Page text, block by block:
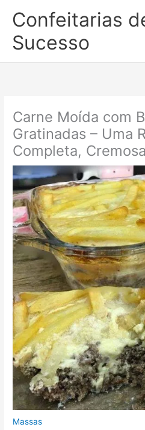
para
conteúdo
Confeitarias
Sucesso
Carne Moída com
Gratinadas – Uma
Completa,
Massas